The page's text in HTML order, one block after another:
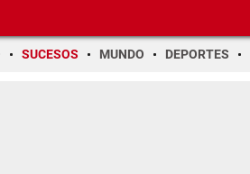
SUCESOS MUNDO DEPORTES